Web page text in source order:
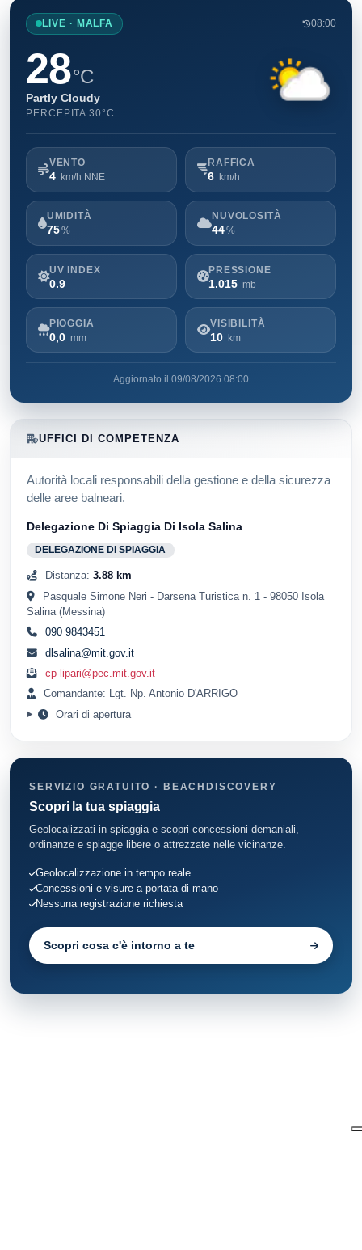
LIVE · MALFA 08:00
28°C
Partly Cloudy
PERCEPITA 30°C
VENTO
4 km/h NNE
RAFFICA
6 km/h
UMIDITÀ
75 %
NUVOLOSITÀ
44%
UV INDEX
0.9
PRESSIONE
1.015 mb
PIOGGIA
0,0 mm
VISIBILITÀ
10 km
Aggiornato il 09/08/2026 08:00
UFFICI DI COMPETENZA
Autorità locali responsabili della gestione e della sicurezza
delle aree balneari.
Delegazione Di Spiaggia Di Isola Salina
DELEGAZIONE DI SPIAGGIA
Distanza: 3.88 km
Pasquale Simone Neri - Darsena Turistica n. 1 - 98050 Isola
Salina (Messina)
090 9843451
dlsalina@mit.gov.it
cp-lipari@pec.mit.gov.it
Comandante: Lgt. Np. Antonio D'ARRIGO
Orari di apertura
SERVIZIO GRATUITO · BEACHDISCOVERY
Scopri la tua spiaggia
Geolocalizzati in spiaggia e scopri concessioni demaniali,
ordinanze e spiagge libere o attrezzate nelle vicinanze.
Geolocalizzazione in tempo reale
Concessioni e visure a portata di mano
Nessuna registrazione richiesta
Scopri cosa c'è intorno a te